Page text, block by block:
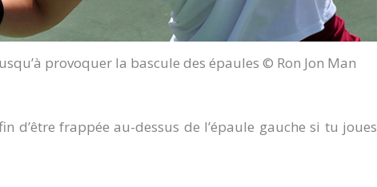
provoquer la bascule des épaules © Ron Jon Man
d’être frappée au-dessus de l’épaule gauche si tu joues